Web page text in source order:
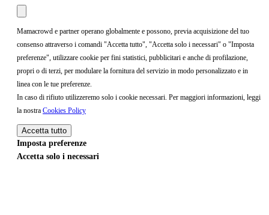
Mamacrowd e partner operano globalmente e possono, previa acquisizione del tuo
consenso attraverso i comandi "Accetta tutto", "Accetta solo i necessari" o "Imposta
preferenze", utilizzare cookie per fini statistici, pubblicitari e anche di profilazione,
propri o di terzi, per modulare la fornitura del servizio in modo personalizzato e in
linea con le tue preferenze.
In caso di rifiuto utilizzeremo solo i cookie necessari. Per maggiori informazioni, leggi
la nostra Cookies Policy
Accetta tutto
Imposta preferenze
Accetta solo i necessari